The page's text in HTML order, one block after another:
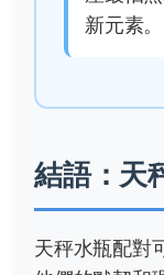
新元素。
結語：天
天秤水瓶配對